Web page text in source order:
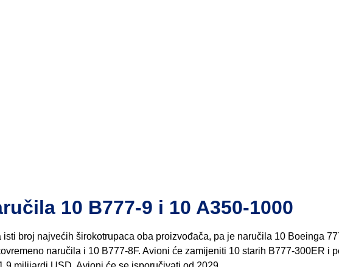
10 B777-9 i 10 A350-1000
isti broj najvećih širokotrupaca oba proizvođača, pa je naručila 10 Boeinga
naručila i 10 B777-8F. Avioni će zamijeniti 10 starih B777-300ER i